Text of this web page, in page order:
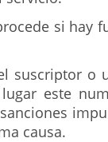
si hay
suscriptor o
este
causa.